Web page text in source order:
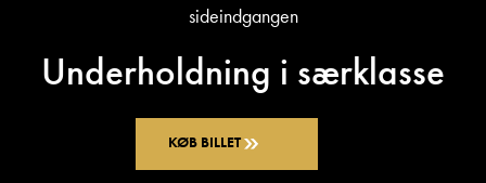
sideindgangen
Underholdning i særklasse
KØB BILLET